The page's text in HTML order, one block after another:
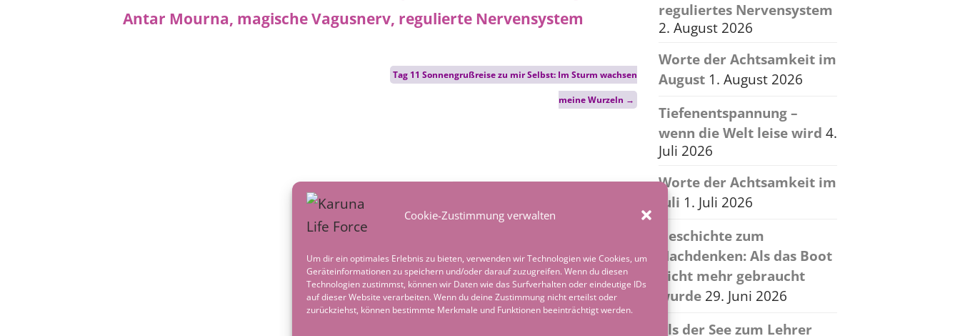
Cookie-Zustimmung verwalten
Um dir ein optimales Erlebnis zu bieten, verwenden wir Technologien wie Cookies, um
Geräteinformationen zu speichern und/oder darauf zuzugreifen. Wenn du diesen
Technologien zustimmst, können wir Daten wie das Surfverhalten oder eindeutige IDs
auf dieser Website verarbeiten. Wenn du deine Zustimmung nicht erteilst oder
zurückziehst, können bestimmte Merkmale und Funktionen beeinträchtigt werden.
Tag 11 Sonnengrußreise zu mir Selbst: Im Sturm wachsen
meine Wurzeln →
reguliertes Nervensystem
2. August 2026
Worte der Achtsamkeit im
August 1. August 2026
Tiefenentspannung –
wenn die Welt leise wird 4.
Juli 2026
Worte der Achtsamkeit im
Juli 1. Juli 2026
Geschichte zum
Nachdenken: Als das Boot
nicht mehr gebraucht
wurde 29. Juni 2026
Als der See zum Lehrer